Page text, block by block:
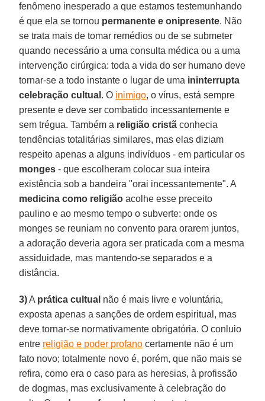
fenômeno inesperado a que estamos testemunhando
é que ela se tornou permanente e onipresente. Não
se trata mais de tomar remédios ou de se submeter
quando necessário a uma consulta médica ou a uma
intervenção cirúrgica: toda a vida do ser humano deve
tornar-se a todo instante o lugar de uma ininterrupta
celebração cultual . O inimigo, o vírus, está sempre
presente e deve ser combatido incessantemente e
sem trégua. Também a religião cristã conhecia
tendências totalitárias similares, mas elas diziam
respeito apenas a alguns indivíduos - em particular os
monges - que escolheram colocar sua inteira
existência sob a bandeira "orai incessantemente". A
medicina como religião acolhe esse preceito
paulino e ao mesmo tempo o subverte: onde os
monges se reuniam no convento para orarem juntos,
a adoração deveria agora ser praticada com a mesma
assiduidade, mas mantendo-se separados e a
distância.
3)A prática cultual não é mais livre e voluntária,
exposta apenas a sanções de ordem espiritual, mas
deve tornar-se normativamente obrigatória. O conluio
entre religião e poder profano certamente não é um
fato novo; totalmente novo é, porém, que não mais se
refira, como era o caso para as heresias, à profissão
de dogmas, mas exclusivamente à celebração do